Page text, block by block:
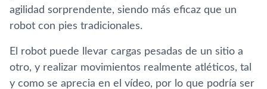
agilidad sorprendente, siendo más eficaz que un
robot con pies tradicionales.
El robot puede llevar cargas pesadas de un sitio a
otro, y realizar movimientos realmente atléticos, tal
y como se aprecia en el ví­deo, por lo que podrí­a ser